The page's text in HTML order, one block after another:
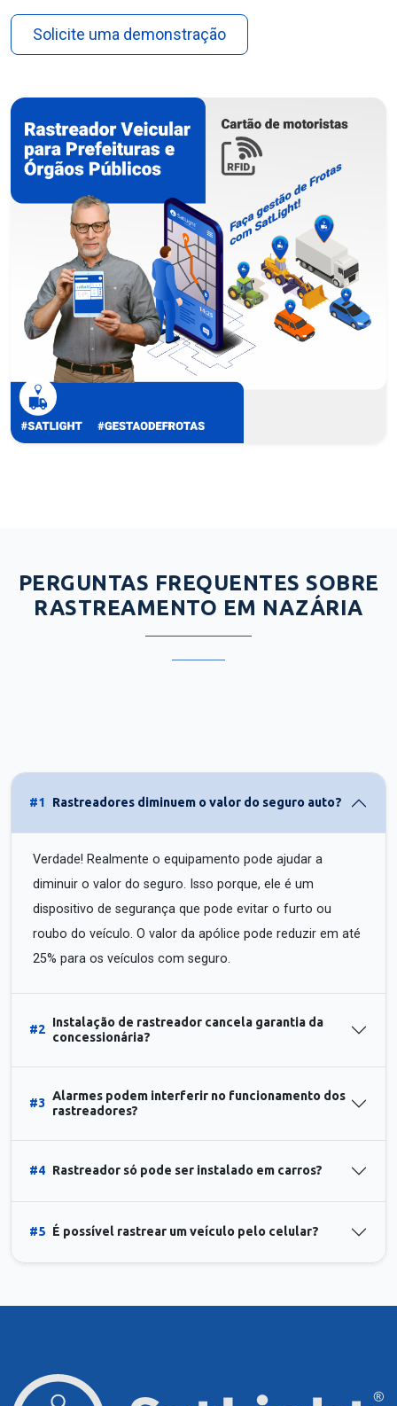
Solicite uma demonstração
PERGUNTAS FREQUENTES SOBRE
RASTREAMENTO EM NAZÁRIA
#1 Rastreadores diminuem o valor do seguro auto?
Verdade! Realmente o equipamento pode ajudar a
diminuir o valor do seguro. Isso porque, ele é um
dispositivo de segurança que pode evitar o furto ou
roubo do veículo. O valor da apólice pode reduzir em até
25% para os veículos com seguro.
#2
Instalação de rastreador cancela garantia da
concessionária?
#3
Alarmes podem interferir no funcionamento dos
rastreadores?
#4 Rastreador só pode ser instalado em carros?
#5 É possível rastrear um veículo pelo celular?